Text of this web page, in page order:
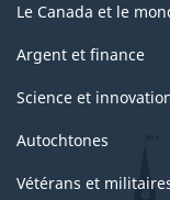
Le Canada et le
Argent et finance
Science et
Autochtones
Vétérans et